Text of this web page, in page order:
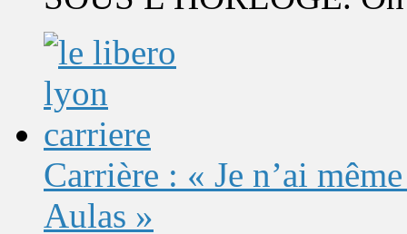
Carrière : « Je n’ai
Aulas »